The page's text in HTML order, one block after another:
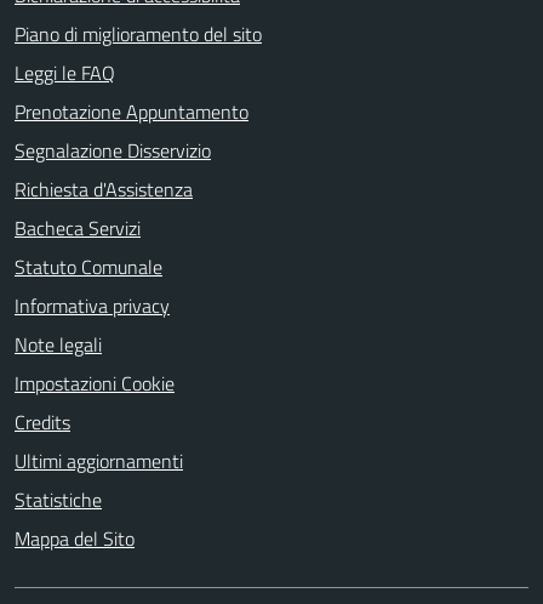
Piano di miglioramento del sito
Leggi le FAQ
Prenotazione Appuntamento
Segnalazione Disservizio
Richiesta d'Assistenza
Bacheca Servizi
Statuto Comunale
Informativa privacy
Note legali
Impostazioni Cookie
Credits
Ultimi aggiornamenti
Statistiche
Mappa del Sito